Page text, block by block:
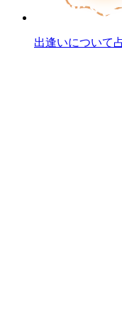
出逢いについて